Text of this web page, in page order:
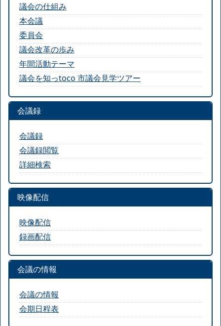
議会の仕組み
本会議
委員会
議会改革の歩み
年間活動テーマ
議会を知っtoco 市議会見学ツアー
会議録
会議録
会議録閲覧
詳細検索
映像配信
映像配信
録画配信
会議の情報
会議の情報
会期日程表